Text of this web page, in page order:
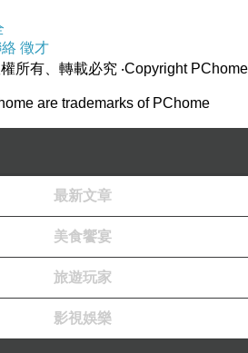
徵才
權所有、轉載必究 ‧Copyright PChome
are trademarks of PChome
最新文章
美食饗宴
旅遊玩家
影視娛樂